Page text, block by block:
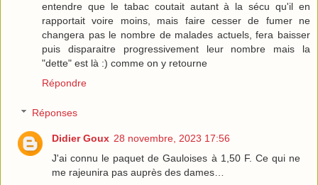
entendre que le tabac coutait autant à la sécu qu'il en
rapportait voire moins, mais faire cesser de fumer ne
changera pas le nombre de malades actuels, fera baisser
puis disparaitre progressivement leur nombre mais la
"dette" est là :) comme on y retourne
Répondre
Réponses
Didier Goux 28 novembre, 2023 17:56
J'ai connu le paquet de Gauloises à 1,50 F. Ce qui ne
me rajeunira pas auprès des dames…